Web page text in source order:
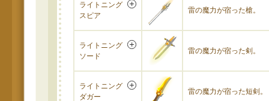
ライトニング
スピア
雷の魔力が宿った槍。
ライトニング
ソード
雷の魔力が宿った剣。
ライトニング
ダガー
雷の魔力が宿った短剣。